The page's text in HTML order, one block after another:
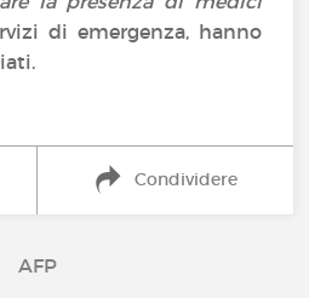
di emergenza, hanno
Condividere
AFP